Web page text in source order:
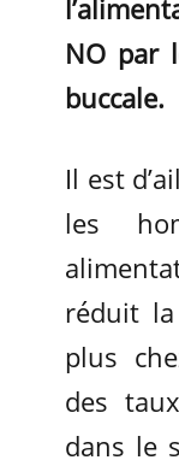
NO par
buccale.
Il est
les
réduit
plus
des
dans le